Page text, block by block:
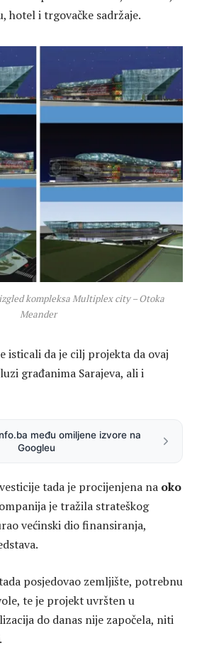
hotel i trgovačke sadržaje.
kompleksa Multiplex city – Otoka
Meander
isticali da je cilj projekta da ovaj
građanima Sarajeva, ali i
među omiljene izvore na
Googleu
tada je procijenjena na oko
je tražila strateškog
većinski dio finansiranja,
posjedovao zemljište, potrebnu
te je projekt uvršten u
do danas nije započela, niti